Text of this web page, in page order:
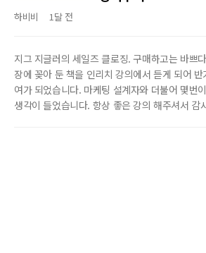
하비비 1달 전
지그 지글러의 세일즈 클로징. 구매하고는 바쁘
장에 꽂아 둔 책을 인리치 강의에서 듣게 되어
여가 되었습니다. 마케팅 설계자와 더불어 몇번
생각이 들었습니다. 항상 좋은 강의 해주셔서 감